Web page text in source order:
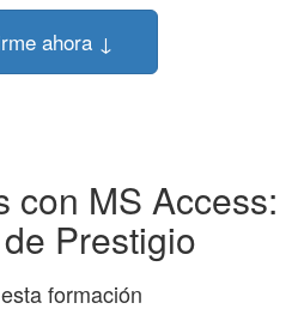
ahora ↓
con MS Access:
Prestigio
formación